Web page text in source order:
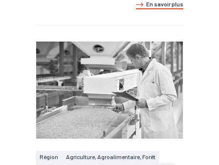
En savoir plus
Région
Agriculture, Agroalimentaire, Forêt